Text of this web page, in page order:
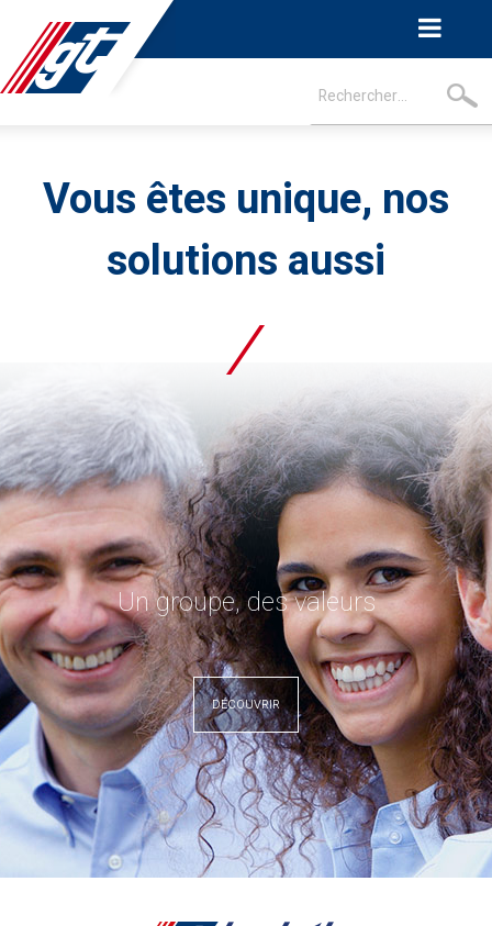
Vous êtes unique, nos
solutions aussi
Un groupe, des valeurs
DÉCOUVRIR